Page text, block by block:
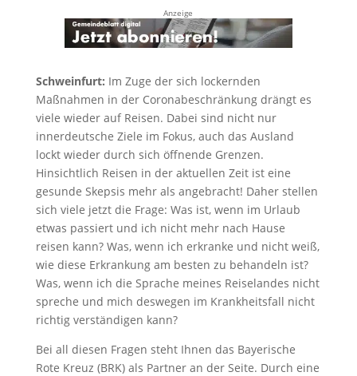
Anzeige
Schweinfurt: Im Zuge der sich lockernden
Maßnahmen in der Coronabeschränkung drängt es
viele wieder auf Reisen. Dabei sind nicht nur
innerdeutsche Ziele im Fokus, auch das Ausland
lockt wieder durch sich öffnende Grenzen.
Hinsichtlich Reisen in der aktuellen Zeit ist eine
gesunde Skepsis mehr als angebracht! Daher stellen
sich viele jetzt die Frage: Was ist, wenn im Urlaub
etwas passiert und ich nicht mehr nach Hause
reisen kann? Was, wenn ich erkranke und nicht weiß,
wie diese Erkrankung am besten zu behandeln ist?
Was, wenn ich die Sprache meines Reiselandes nicht
spreche und mich deswegen im Krankheitsfall nicht
richtig verständigen kann?
Bei all diesen Fragen steht Ihnen das Bayerische
Rote Kreuz (BRK) als Partner an der Seite. Durch eine